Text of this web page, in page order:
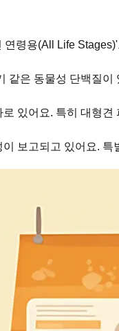
연령용(All Life
같은 동물성 단백질이
있어요. 특히 대형견
보고되고 있어요.